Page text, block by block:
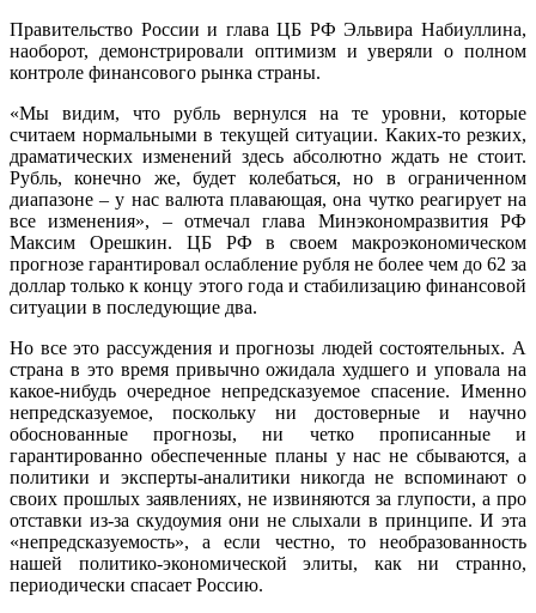
Правительство России и глава ЦБ РФ Эльвира Набиуллина,
наоборот, демонстрировали оптимизм и уверяли о полном
контроле финансового рынка страны.
«Мы видим, что рубль вернулся на те уровни, которые
считаем нормальными в текущей ситуации. Каких-то резких,
драматических изменений здесь абсолютно ждать не стоит.
Рубль, конечно же, будет колебаться, но в ограниченном
диапазоне – у нас валюта плавающая, она чутко реагирует на
все изменения», – отмечал глава Минэкономразвития РФ
Максим Орешкин. ЦБ РФ в своем макроэкономическом
прогнозе гарантировал ослабление рубля не более чем до 62 за
доллар только к концу этого года и стабилизацию финансовой
ситуации в последующие два.
Но все это рассуждения и прогнозы людей состоятельных. А
страна в это время привычно ожидала худшего и уповала на
какое-нибудь очередное непредсказуемое спасение. Именно
непредсказуемое, поскольку ни достоверные и научно
обоснованные прогнозы, ни четко прописанные и
гарантированно обеспеченные планы у нас не сбываются, а
политики и эксперты-аналитики никогда не вспоминают о
своих прошлых заявлениях, не извиняются за глупости, а про
отставки из-за скудоумия они не слыхали в принципе. И эта
«непредсказуемость», а если честно, то необразованность
нашей политико-экономической элиты, как ни странно,
периодически спасает Россию.